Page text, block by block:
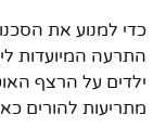
כדי למנוע את
התרעה המיועדות
ילדים על הרצף
מתריעות להורים